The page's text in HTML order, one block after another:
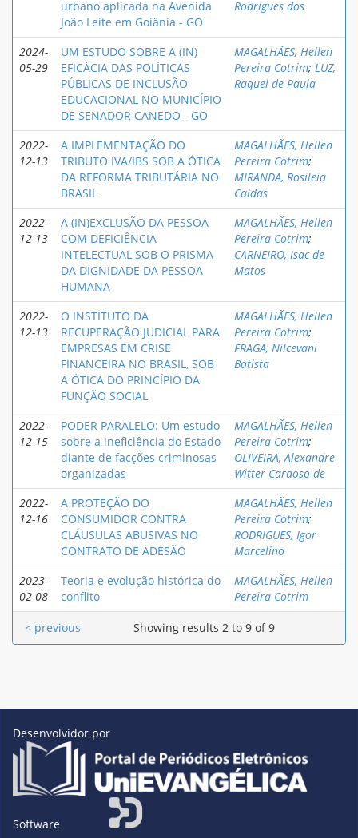
urbano aplicada na Avenida
João Leite em Goiânia - GO
Rodrigues dos
2024-
05-29
UM ESTUDO SOBRE A (IN)
EFICÁCIA DAS POLÍTICAS
PÚBLICAS DE INCLUSÃO
EDUCACIONAL NO MUNICÍPIO
DE SENADOR CANEDO - GO
MAGALHÃES, Hellen
Pereira Cotrim; LUZ,
Raquel de Paula
2022-
12-13
A IMPLEMENTAÇÃO DO
TRIBUTO IVA/IBS SOB A ÓTICA
DA REFORMA TRIBUTÁRIA NO
BRASIL
MAGALHÃES, Hellen
Pereira Cotrim;
MIRANDA, Rosileia
Caldas
2022-
12-13
A (IN)EXCLUSÃO DA PESSOA
COM DEFICIÊNCIA
INTELECTUAL SOB O PRISMA
DA DIGNIDADE DA PESSOA
HUMANA
MAGALHÃES, Hellen
Pereira Cotrim;
CARNEIRO, Isac de
Matos
2022-
12-13
O INSTITUTO DA
RECUPERAÇÃO JUDICIAL PARA
EMPRESAS EM CRISE
FINANCEIRA NO BRASIL, SOB
A ÓTICA DO PRINCÍPIO DA
FUNÇÃO SOCIAL
MAGALHÃES, Hellen
Pereira Cotrim;
FRAGA, Nilcevani
Batista
2022-
12-15
PODER PARALELO: Um estudo
sobre a ineficiência do Estado
diante de facções criminosas
organizadas
MAGALHÃES, Hellen
Pereira Cotrim;
OLIVEIRA, Alexandre
Witter Cardoso de
2022-
12-16
A PROTEÇÃO DO
CONSUMIDOR CONTRA
CLÁUSULAS ABUSIVAS NO
CONTRATO DE ADESÃO
MAGALHÃES, Hellen
Pereira Cotrim;
RODRIGUES, Igor
Marcelino
2023-
02-08
Teoria e evolução histórica do
conflito
MAGALHÃES, Hellen
Pereira Cotrim
Showing results 2 to 9 of 9
< previous
Desenvolvidor por
Software